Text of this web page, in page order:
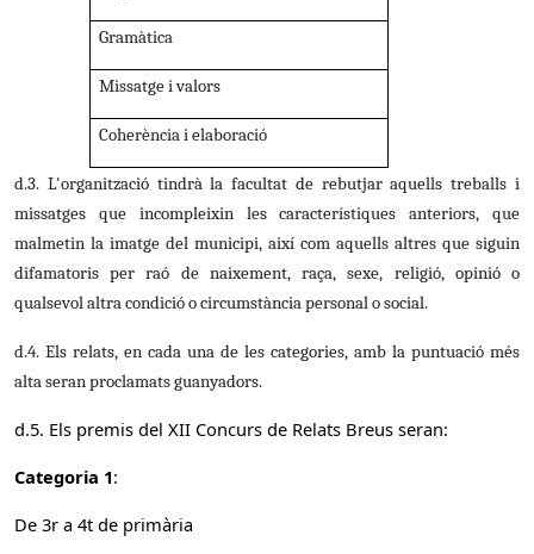
Gramàtica
Missatge i valors
Coherència i elaboració
d.3. L'organització tindrà la facultat de rebutjar aquells treballs i
missatges que incompleixin les característiques anteriors, que
malmetin la imatge del municipi, així com aquells altres que siguin
difamatoris per raó de naixement, raça, sexe, religió, opinió o
qualsevol altra condició o circumstància personal o social.
d.4. Els relats, en cada una de les categories, amb la puntuació més
alta seran proclamats guanyadors.
d.5. Els premis del XII Concurs de Relats Breus seran:
Categoria 1:
De 3r a 4t de primària